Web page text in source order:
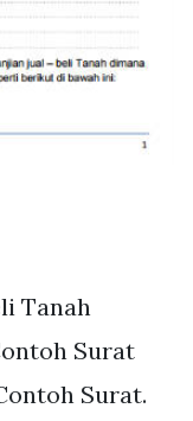
Tanah
Surat
Surat.